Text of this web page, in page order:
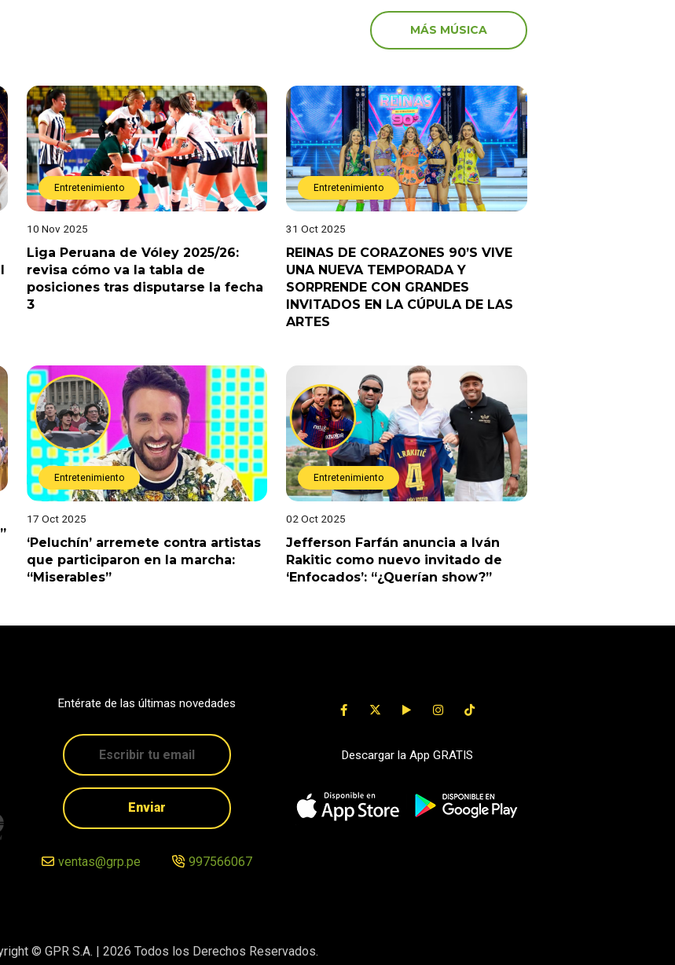
MÁS MÚSICA
Entretenimiento
10 Nov 2025
Liga Peruana de Vóley 2025/26:
revisa cómo va la tabla de
posiciones tras disputarse la fecha
3
Entretenimiento
31 Oct 2025
REINAS DE CORAZONES 90’S VIVE
UNA NUEVA TEMPORADA Y
SORPRENDE CON GRANDES
INVITADOS EN LA CÚPULA DE LAS
ARTES
Entretenimiento
17 Oct 2025
‘Peluchín’ arremete contra artistas
que participaron en la marcha:
“Miserables”
Entretenimiento
02 Oct 2025
Jefferson Farfán anuncia a Iván
Rakitic como nuevo invitado de
‘Enfocados’: “¿Querían show?”
Entérate de las últimas novedades
Enviar
ventas@grp.pe 997566067
Descargar la App GRATIS
© GPR S.A. | 2026 Todos los Derechos Reservados.